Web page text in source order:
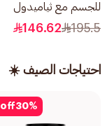
للجسم مع ثياميدول
250مل
195.5
146.62
احتياجات الصيف ☀️
30%
off